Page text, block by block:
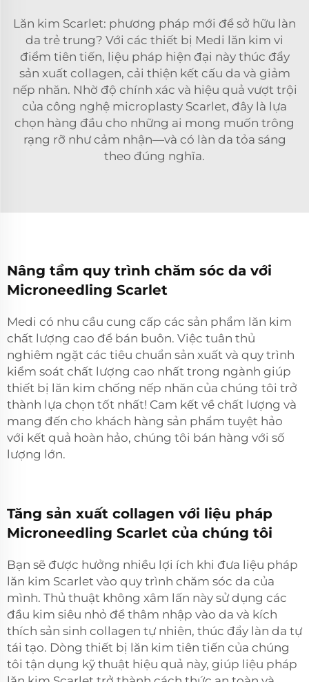
Lăn kim Scarlet: phương pháp mới để sở hữu làn
da trẻ trung? Với các thiết bị Medi lăn kim vi
điểm tiên tiến, liệu pháp hiện đại này thúc đẩy
sản xuất collagen, cải thiện kết cấu da và giảm
nếp nhăn. Nhờ độ chính xác và hiệu quả vượt trội
của công nghệ microplasty Scarlet, đây là lựa
chọn hàng đầu cho những ai mong muốn trông
rạng rỡ như cảm nhận—và có làn da tỏa sáng
theo đúng nghĩa.
Nâng tầm quy trình chăm sóc da với
Microneedling Scarlet
Medi có nhu cầu cung cấp các sản phẩm lăn kim
chất lượng cao để bán buôn. Việc tuân thủ
nghiêm ngặt các tiêu chuẩn sản xuất và quy trình
kiểm soát chất lượng cao nhất trong ngành giúp
thiết bị lăn kim chống nếp nhăn của chúng tôi trở
thành lựa chọn tốt nhất! Cam kết về chất lượng và
mang đến cho khách hàng sản phẩm tuyệt hảo
với kết quả hoàn hảo, chúng tôi bán hàng với số
lượng lớn.
Tăng sản xuất collagen với liệu pháp
Microneedling Scarlet của chúng tôi
Bạn sẽ được hưởng nhiều lợi ích khi đưa liệu pháp
lăn kim Scarlet vào quy trình chăm sóc da của
mình. Thủ thuật không xâm lấn này sử dụng các
đầu kim siêu nhỏ để thâm nhập vào da và kích
thích sản sinh collagen tự nhiên, thúc đẩy làn da tự
tái tạo. Dòng thiết bị lăn kim tiên tiến của chúng
tôi tận dụng kỹ thuật hiệu quả này, giúp liệu pháp